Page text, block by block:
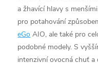
a žhavící hlavy s
pro potahování
eGo AIO, ale také pro
podobné modely. S
intenzivní ovocná chuť